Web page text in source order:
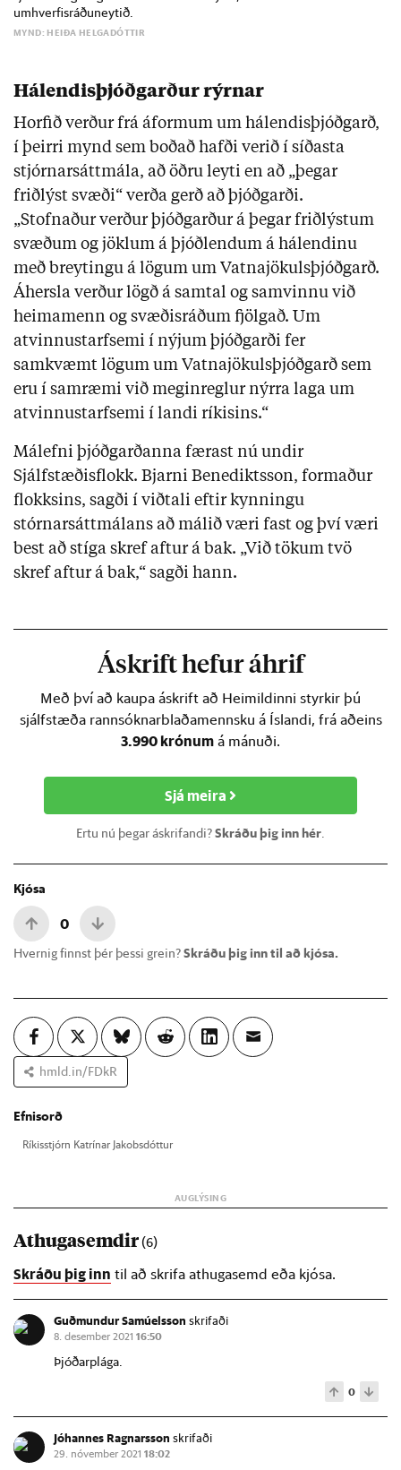
umhverfisráðuneytið.
MYND: HEIÐA HELGADÓTTIR
Hálendisþjóðgarður rýrnar
Horfið verður frá áformum um hálendisþjóðgarð,
í þeirri mynd sem boðað hafði verið í síðasta
stjórnarsáttmála, að öðru leyti en að „þegar
friðlýst svæði“ verða gerð að þjóðgarði.
„Stofnaður verður þjóðgarður á þegar friðlýstum
svæðum og jöklum á þjóðlendum á hálendinu
með breytingu á lögum um Vatnajökulsþjóðgarð.
Áhersla verður lögð á samtal og samvinnu við
heimamenn og svæðisráðum fjölgað. Um
atvinnustarfsemi í nýjum þjóðgarði fer
samkvæmt lögum um Vatnajökulsþjóðgarð sem
eru í samræmi við meginreglur nýrra laga um
atvinnustarfsemi í landi ríkisins.“
Málefni þjóðgarðanna færast nú undir
Sjálfstæðisflokk. Bjarni Benediktsson, formaður
flokksins, sagði í viðtali eftir kynningu
stórnarsáttmálans að málið væri fast og því væri
best að stíga skref aftur á bak. „Við tökum tvö
skref aftur á bak,“ sagði hann.
Áskrift hefur áhrif
Með því að kaupa áskrift að Heimildinni styrkir þú
sjálfstæða rannsóknarblaðamennsku á Íslandi, frá aðeins
3.990 krónum á mánuði.
Sjá meira
Ertu nú þegar áskrifandi?Skráðu þig inn hér.
Kjósa
0
Hvernig finnst þér þessi grein?Skráðu þig inn til að kjósa.
hmld.in/FDkR
Efnisorð
Rík­is­stjórn Katrín­ar Jak­obs­dótt­ur
Athugasemdir(6)
Skráðu þig inn til að skrifa athugasemd eða kjósa.
Guðmundur Samúelsson skrifaði
8. desember 2021 16:50
Þjóðarplága.
0
Jóhannes Ragnarsson skrifaði
29. nóvember 2021 18:02